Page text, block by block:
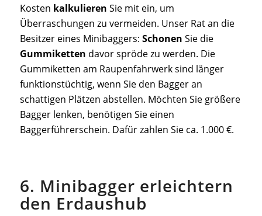
Kosten kalkulieren Sie mit ein, um
Überraschungen zu vermeiden. Unser Rat an die
Besitzer eines Minibaggers: Schonen Sie die
Gummiketten davor spröde zu werden. Die
Gummiketten am Raupenfahrwerk sind länger
funktionstüchtig, wenn Sie den Bagger an
schattigen Plätzen abstellen. Möchten Sie größere
Bagger lenken, benötigen Sie einen
Baggerführerschein. Dafür zahlen Sie ca. 1.000 €.
6. Minibagger erleichtern
den Erdaushub